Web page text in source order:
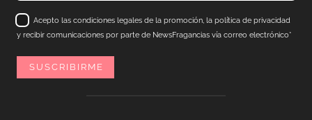
Acepto las condiciones legales de la promoción, la política de privacidad
y recibir comunicaciones por parte de NewsFragancias vía correo electrónico*